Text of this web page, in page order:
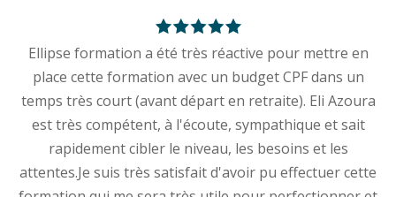
Ellipse formation a été très réactive pour mettre en
place cette formation avec un budget CPF dans un
temps très court (avant départ en retraite). Eli Azoura
est très compétent, à l'écoute, sympathique et sait
rapidement cibler le niveau, les besoins et les
attentes.Je suis très satisfait d'avoir pu effectuer cette